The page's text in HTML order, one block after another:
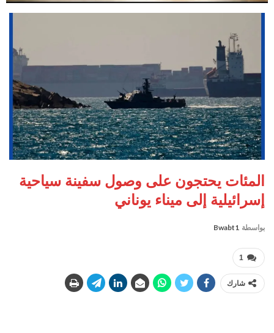
المئات يحتجون على وصول سفينة سياحية
إسرائيلية إلى ميناء يوناني
بواسطة Bwabt1
1
شارك